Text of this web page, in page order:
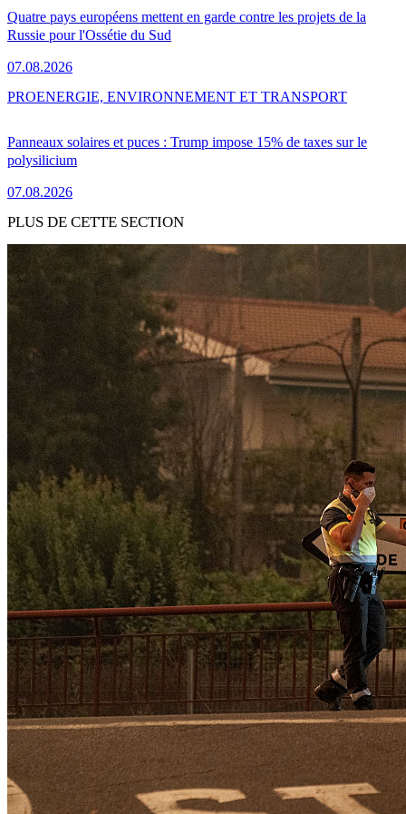
Quatre pays européens mettent en garde contre les projets de la
Russie pour l'Ossétie du Sud
07.08.2026
Panneaux solaires et puces : Trump impose 15% de taxes sur le
polysilicium
07.08.2026
PROENERGIE, ENVIRONNEMENT ET TRANSPORT
PLUS DE CETTE SECTION